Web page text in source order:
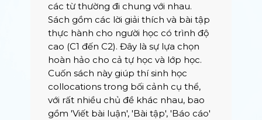
các từ thường đi chung với nhau.
Sách gồm các lời giải thích và bài tập
thực hành cho người học có trình độ
cao (C1 đến C2). Đây là sự lựa chọn
hoàn hảo cho cả tự học và lớp học.
Cuốn sách này giúp thí sinh học
collocations trong bối cảnh cụ thể,
với rất nhiều chủ đề khác nhau, bao
gồm 'Viết bài luận', 'Bài tập', 'Báo cáo'